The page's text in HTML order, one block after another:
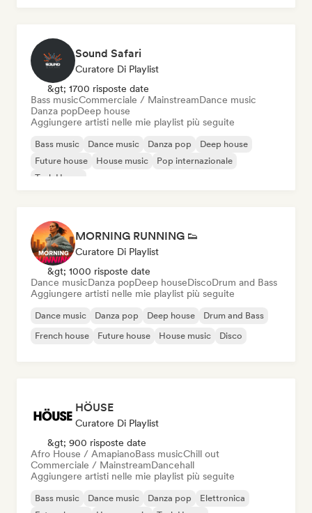
Sound Safari
Curatore Di Playlist
&gt; 1700 risposte date
Bass musicCommerciale / MainstreamDance music
Danza popDeep house
Aggiungere artisti nelle mie playlist più seguite
Bass music Dance music Danza pop
Deep house
Future house
House music
Pop internazionale
Tech House
MORNING RUNNING 👟
Curatore Di Playlist
&gt; 1000 risposte date
Dance musicDanza popDeep houseDiscoDrum and Bass
Aggiungere artisti nelle mie playlist più seguite
Dance music Danza pop Deep house
Drum and Bass
French house
Future house House music Disco
HÖUSE
Curatore Di Playlist
&gt; 900 risposte date
Afro House / AmapianoBass musicChill out
Commerciale / MainstreamDancehall
Aggiungere artisti nelle mie playlist più seguite
Bass music Dance music Danza pop
Elettronica